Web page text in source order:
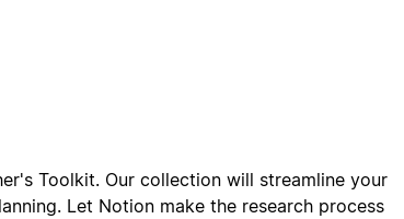
Toolkit. Our collection will streamline your
Let Notion make the research process